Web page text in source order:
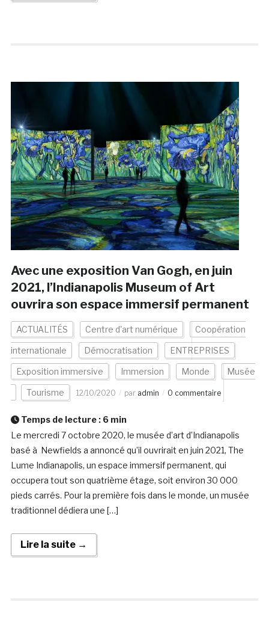
Avec une exposition Van Gogh, en juin
2021, l’Indianapolis Museum of Art
ouvrira son espace immersif permanent
ACTUALITÉS Centre d'art numérique Coopération
internationale Démocratisation ENTREPRISES
Exposition immersive Immersion Monde Musée
Tourisme 12/10/2020 par admin 0 commentaire
Temps de lecture : 6 min
Le mercredi 7 octobre 2020, le musée d’art d’Indianapolis
basé à Newfields a annoncé qu’il ouvrirait en juin 2021, The
Lume Indianapolis, un espace immersif permanent, qui
occupera tout son quatrième étage, soit environ 30 000
pieds carrés. Pour la première fois dans le monde, un musée
traditionnel dédiera une […]
Lire la suite →